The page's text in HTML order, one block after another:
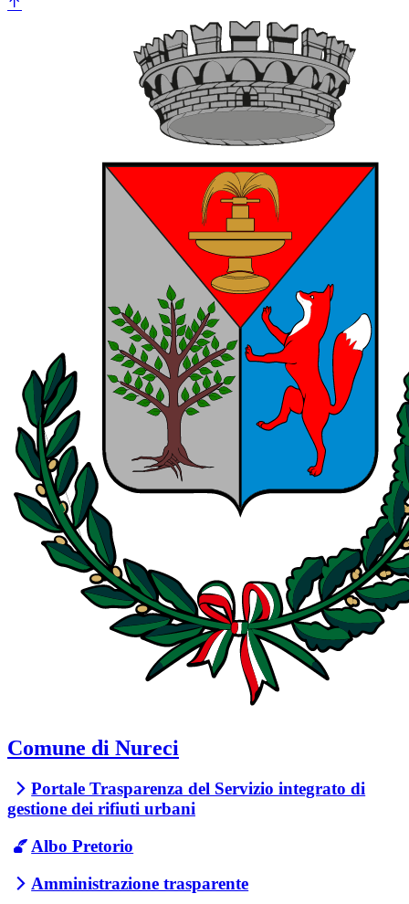
Comune di Nureci
Portale Trasparenza del Servizio integrato di
gestione dei rifiuti urbani
Albo Pretorio
Amministrazione trasparente